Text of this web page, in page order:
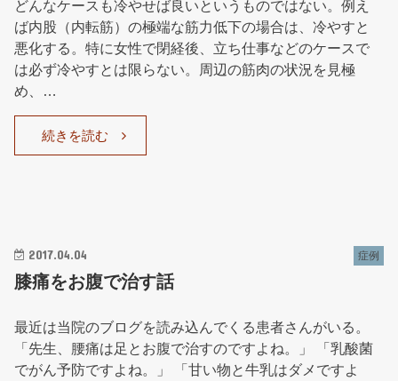
どんなケースも冷やせば良いというものではない。例え
ば内股（内転筋）の極端な筋力低下の場合は、冷やすと
悪化する。特に女性で閉経後、立ち仕事などのケースで
は必ず冷やすとは限らない。周辺の筋肉の状況を見極
め、…
続きを読む
2017.04.04 症例
膝痛をお腹で治す話
最近は当院のブログを読み込んでくる患者さんがいる。
「先生、腰痛は足とお腹で治すのですよね。」 「乳酸菌
でがん予防ですよね。」 「甘い物と牛乳はダメですよ